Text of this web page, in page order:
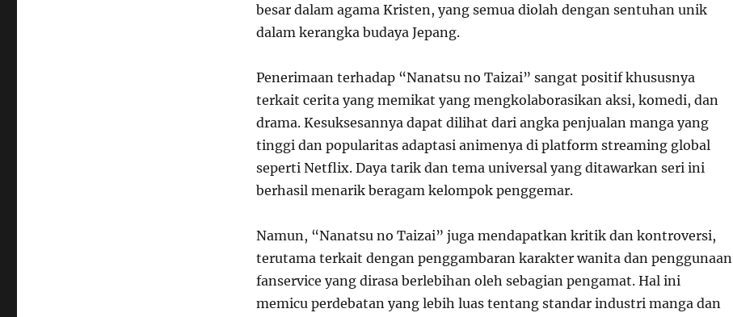
besar dalam agama Kristen, yang semua diolah dengan sentuhan unik
dalam kerangka budaya Jepang.
Penerimaan terhadap “Nanatsu no Taizai” sangat positif khususnya
terkait cerita yang memikat yang mengkolaborasikan aksi, komedi, dan
drama. Kesuksesannya dapat dilihat dari angka penjualan manga yang
tinggi dan popularitas adaptasi animenya di platform streaming global
seperti Netflix. Daya tarik dan tema universal yang ditawarkan seri ini
berhasil menarik beragam kelompok penggemar.
Namun, “Nanatsu no Taizai” juga mendapatkan kritik dan kontroversi,
terutama terkait dengan penggambaran karakter wanita dan penggunaan
fanservice yang dirasa berlebihan oleh sebagian pengamat. Hal ini
memicu perdebatan yang lebih luas tentang standar industri manga dan